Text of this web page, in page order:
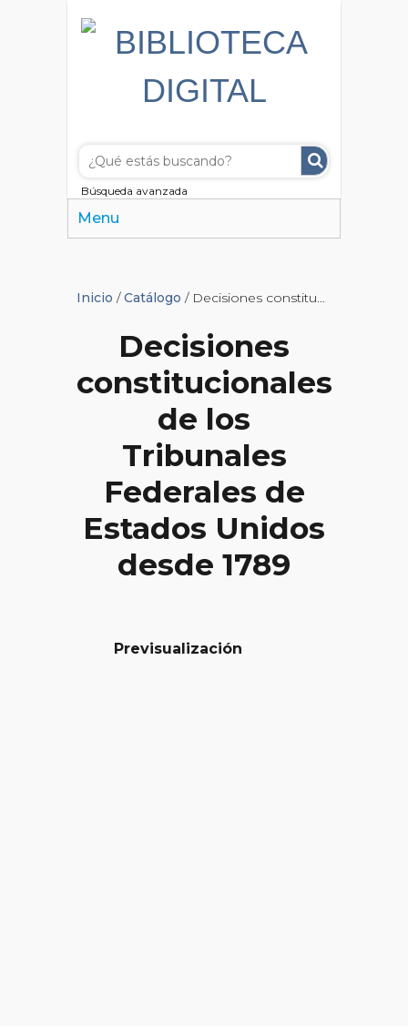
Búsqueda avanzada
Menu
Inicio /Catálogo / Decisiones constitucionales de los Tribunales Federales de Estados Unidos desde 1789
Decisiones
constitucionales
de los
Tribunales
Federales de
Estados Unidos
desde 1789
Previsualización